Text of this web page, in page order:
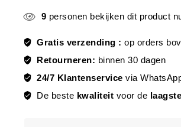
9 personen bekijken dit product
Gratis verzending :op orders
Retourneren: binnen 30 dagen
24/7 Klantenservice via
De beste kwaliteit voor de